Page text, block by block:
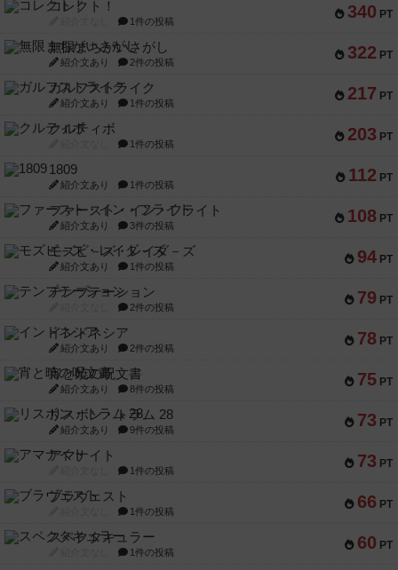
340 PT
コレクト！
1件の投稿
322 PT
無限まちがいさがし
紹介文あり 2件の投稿
217 PT
ガルフストライク
紹介文あり 1件の投稿
203 PT
クルティボ
1件の投稿
112 PT
1809
紹介文あり 1件の投稿
108 PT
ファースト・イン・フライト
紹介文あり 3件の投稿
94 PT
モズビ－ズ・レイダ－ズ
紹介文あり 1件の投稿
79 PT
テンプテーション
2件の投稿
78 PT
インドネシア
紹介文あり 2件の投稿
75 PT
宵と暁の呪文書
紹介文あり 8件の投稿
73 PT
リスボン・トラム 28
紹介文あり 9件の投稿
73 PT
アマナイト
1件の投稿
66 PT
ブラヴェスト
1件の投稿
60 PT
スペクタキュラー
1件の投稿